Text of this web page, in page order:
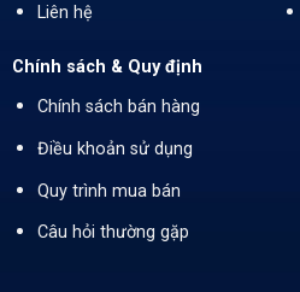
Liên hệ
Chính sách & Quy định
Chính sách bán hàng
Điều khoản sử dụng
Quy trình mua bán
Câu hỏi thường gặp